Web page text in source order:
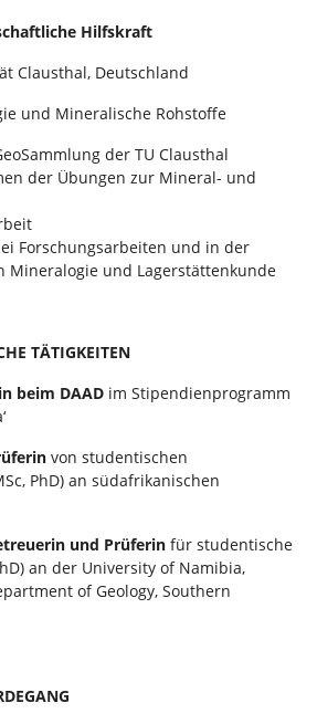
Hilfskraft
Clausthal, Deutschland
und Mineralische Rohstoffe
der TU Clausthal
der Übungen zur Mineral- und
Forschungsarbeiten und in der
Mineralogie und Lagerstättenkunde
TÄTIGKEITEN
beim DAAD im Stipendienprogramm
von studentischen
PhD) an südafrikanischen
und Prüferin für studentische
an der University of Namibia,
of Geology, Southern